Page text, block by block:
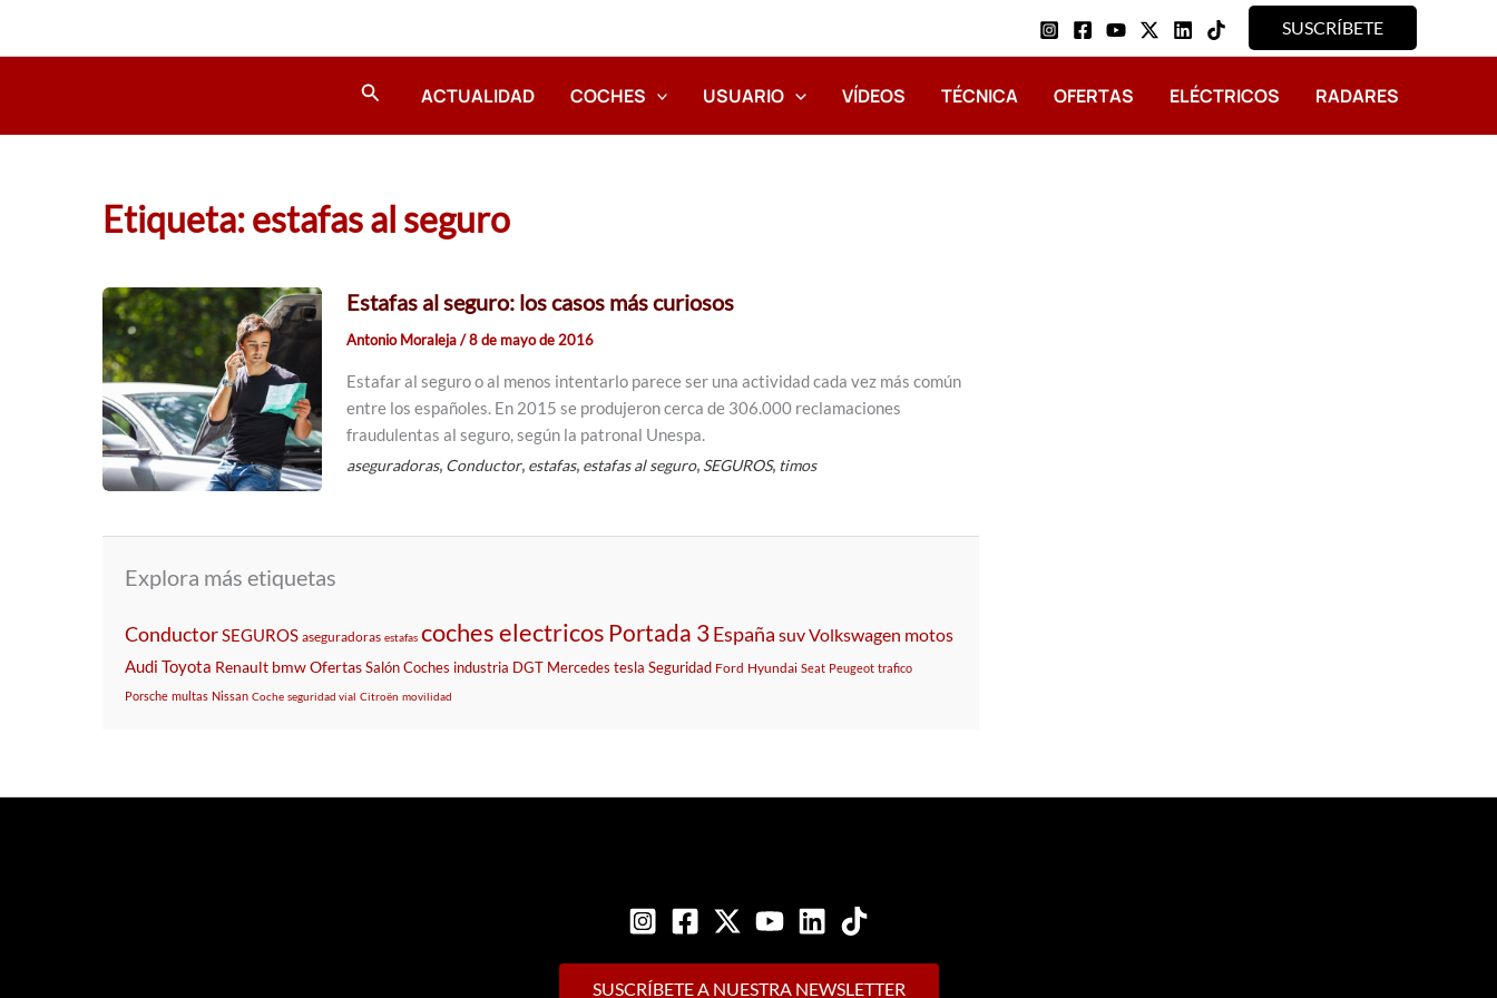
SUSCRÍBETE
Buscar ACTUALIDAD COCHES USUARIO VÍDEOS TÉCNICA OFERTAS ELÉCTRICOS RADARES
Etiqueta: estafas al seguro
Estafas al seguro: los casos más curiosos
Antonio Moraleja/8 de mayo de 2016
Estafar al seguro o al menos intentarlo parece ser una actividad cada vez más común
entre los españoles. En 2015 se produjeron cerca de 306.000 reclamaciones
fraudulentas al seguro, según la patronal Unespa.
aseguradoras, Conductor, estafas, estafas al seguro, SEGUROS, timos
Explora más etiquetas
ConductorSEGUROS aseguradoras estafas coches electricos Portada 3España suvVolkswagen motos
Audi Toyota Renault bmwOfertasSalónCoches industria DGT Mercedes tesla Seguridad Ford Hyundai Seat Peugeot trafico
Porsche multas Nissan Coche seguridad vial Citroën movilidad
SUSCRÍBETE A NUESTRA NEWSLETTER